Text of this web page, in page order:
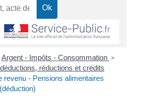
Argent - Impôts - Consommation >
réductions et crédits
revenu - Pensions alimentaires